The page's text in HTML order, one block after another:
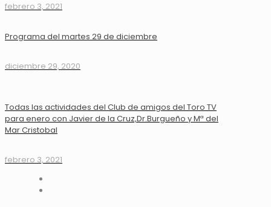
febrero 3, 2021
Programa del martes 29 de diciembre
diciembre 29, 2020
Todas las actividades del Club de amigos del Toro TV
para enero con Javier de la Cruz,Dr.Burgueño y Mª del
Mar Cristobal
febrero 3, 2021